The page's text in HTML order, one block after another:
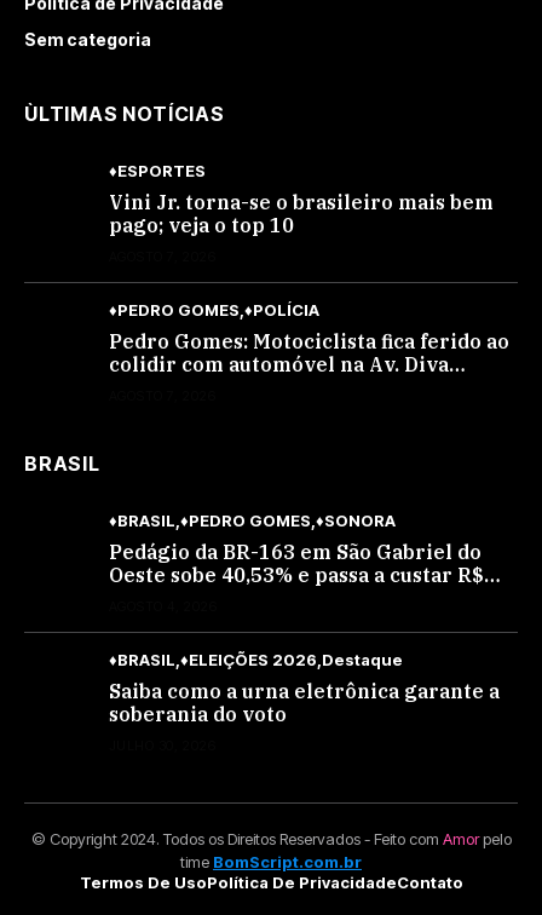
Sem categoria
ÙLTIMAS NOTÍCIAS
♦ESPORTES
Vini Jr. torna-se o brasileiro mais bem
pago; veja o top 10
♦PEDRO GOMES ♦POLÍCIA
Pedro Gomes: Motociclista fica ferido ao
colidir com automóvel na Av. Diva
BRASIL
♦BRASIL ♦PEDRO GOMES ♦SONORA
Pedágio da BR-163 em São Gabriel do
Oeste sobe 40,53% e passa a custar R$
♦BRASIL ♦ELEIÇÕES 2026 Destaque
Saiba como a urna eletrônica garante a
soberania do voto
© Copyright 2024. Todos os Direitos Reservados - Feito com Amorpelo
time BomScript.com.br
Termos De UsoPolítica De PrivacidadeContato